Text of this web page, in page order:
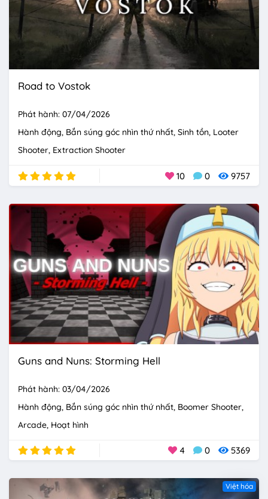
Road to Vostok
Phát hành: 07/04/2026
Hành động Bắn súng góc nhìn thứ nhất Sinh tồn Looter
Shooter Extraction Shooter
10 0 9757
Guns and Nuns: Storming Hell
Phát hành: 03/04/2026
Hành động Bắn súng góc nhìn thứ nhất Boomer Shooter
Arcade Hoạt hình
4 0 5369
Việt hóa